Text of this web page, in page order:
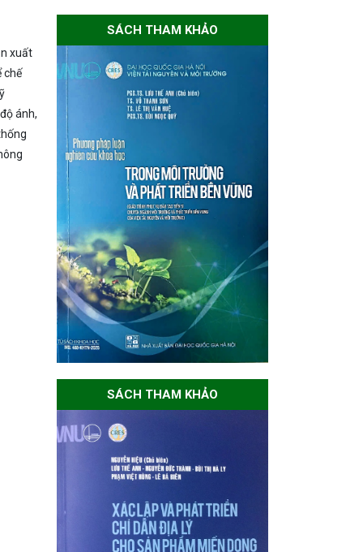
xuất
chế
ánh,
SÁCH THAM KHẢO
SÁCH THAM KHẢO